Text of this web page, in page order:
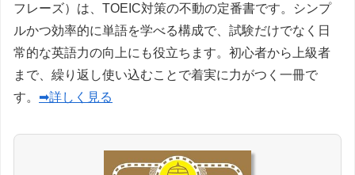
フレーズ）は、TOEIC対策の不動の定番書です。シンプ
ルかつ効率的に単語を学べる構成で、試験だけでなく日
常的な英語力の向上にも役立ちます。初心者から上級者
まで、繰り返し使い込むことで着実に力がつく一冊で
す。 ➡詳しく見る